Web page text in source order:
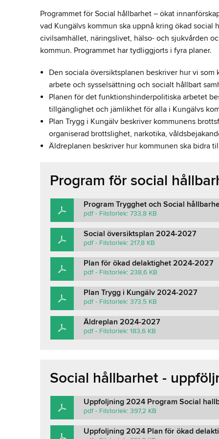
Programmet för Social hållbarhet – ökat
vad Kungälvs kommun ska uppnå kring ökad
civilsamhället, näringslivet, hälso- och sjukvården
kommun. Programmet har tydliggjorts i fyra planer.
Den sociala översiktsplanen beskriver hur vi
arbete och sysselsättning och socialt hållbart
Planen för det funktionshinderpolitiska arbetet
tillgänglighet och jämlikhet för alla i Kungälvs
Plan Trygg i Kungälv beskriver kommunens
organiserad brottslighet, narkotika,
Äldreplanen beskriver hur kommunen ska bidra
Program för social
Program Trygghet och Social
pdf - Filstorlek: 733,8 KB
Social översiktsplan 2024-2027
pdf - Filstorlek: 217,8 KB
Plan för ökad delaktighet 2024-2027
pdf - Filstorlek: 238,6 KB
Plan Trygg i Kungälv 2024-2027
pdf - Filstorlek: 373,5 KB
Äldreplan 2024-2027
pdf - Filstorlek: 183,6 KB
Social hållbarhet -
Uppfoljning 2024 Program Social
pdf - Filstorlek: 397,2 KB
Uppfoljning 2024 Plan för ökad